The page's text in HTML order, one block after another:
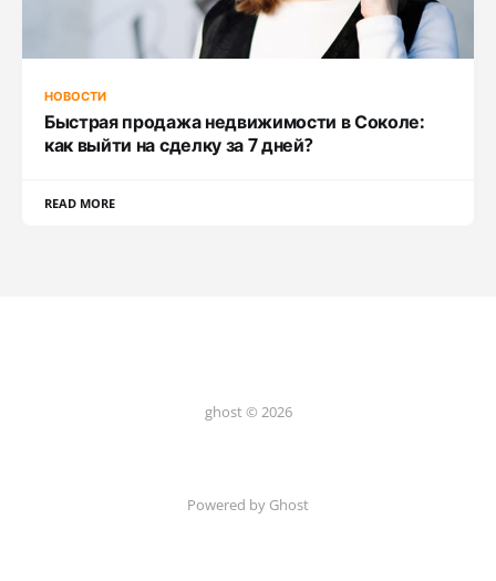
НОВОСТИ
Быстрая продажа недвижимости в Соколе:
как выйти на сделку за 7 дней?
READ MORE
ghost © 2026
Powered by Ghost